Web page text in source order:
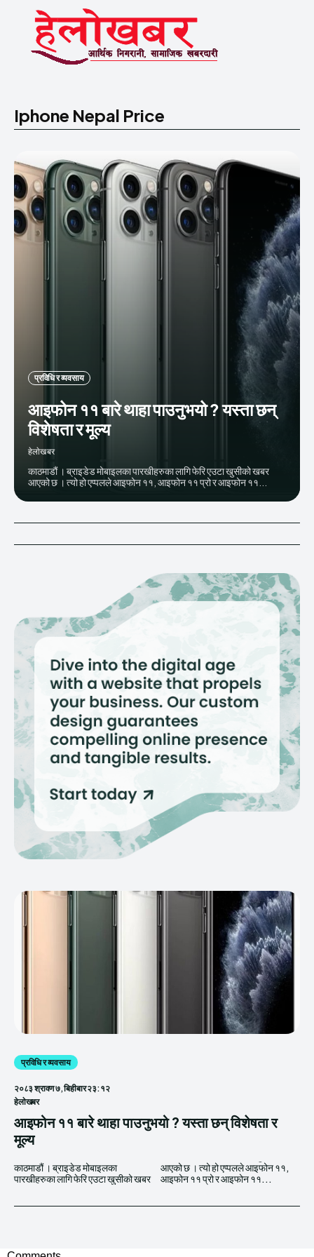
Iphone Nepal Price
प्रविधि र व्यवसाय
आइफोन ११ बारे थाहा पाउनुभयो ? यस्ता छन्
विशेषता र मूल्य
हेलाेखबर
काठमाडौं । ब्राइडेड मोबाइलका पारखीहरुका लागि फेरि एउटा खुसीको खबर
आएको छ । त्यो हो एप्पलले आइफोन ११, आइफोन ११ प्रो र आइफोन ११...
प्रविधि र व्यवसाय
२०८३ श्रावण ७, बिहीबार २३:१२
हेलाेखबर
आइफोन ११ बारे थाहा पाउनुभयो ? यस्ता छन् विशेषता र
मूल्य
काठमाडौं । ब्राइडेड मोबाइलका
पारखीहरुका लागि फेरि एउटा खुसीको खबर
आएको छ । त्यो हो एप्पलले आइफोन ११,
आइफोन ११ प्रो र आइफोन ११...